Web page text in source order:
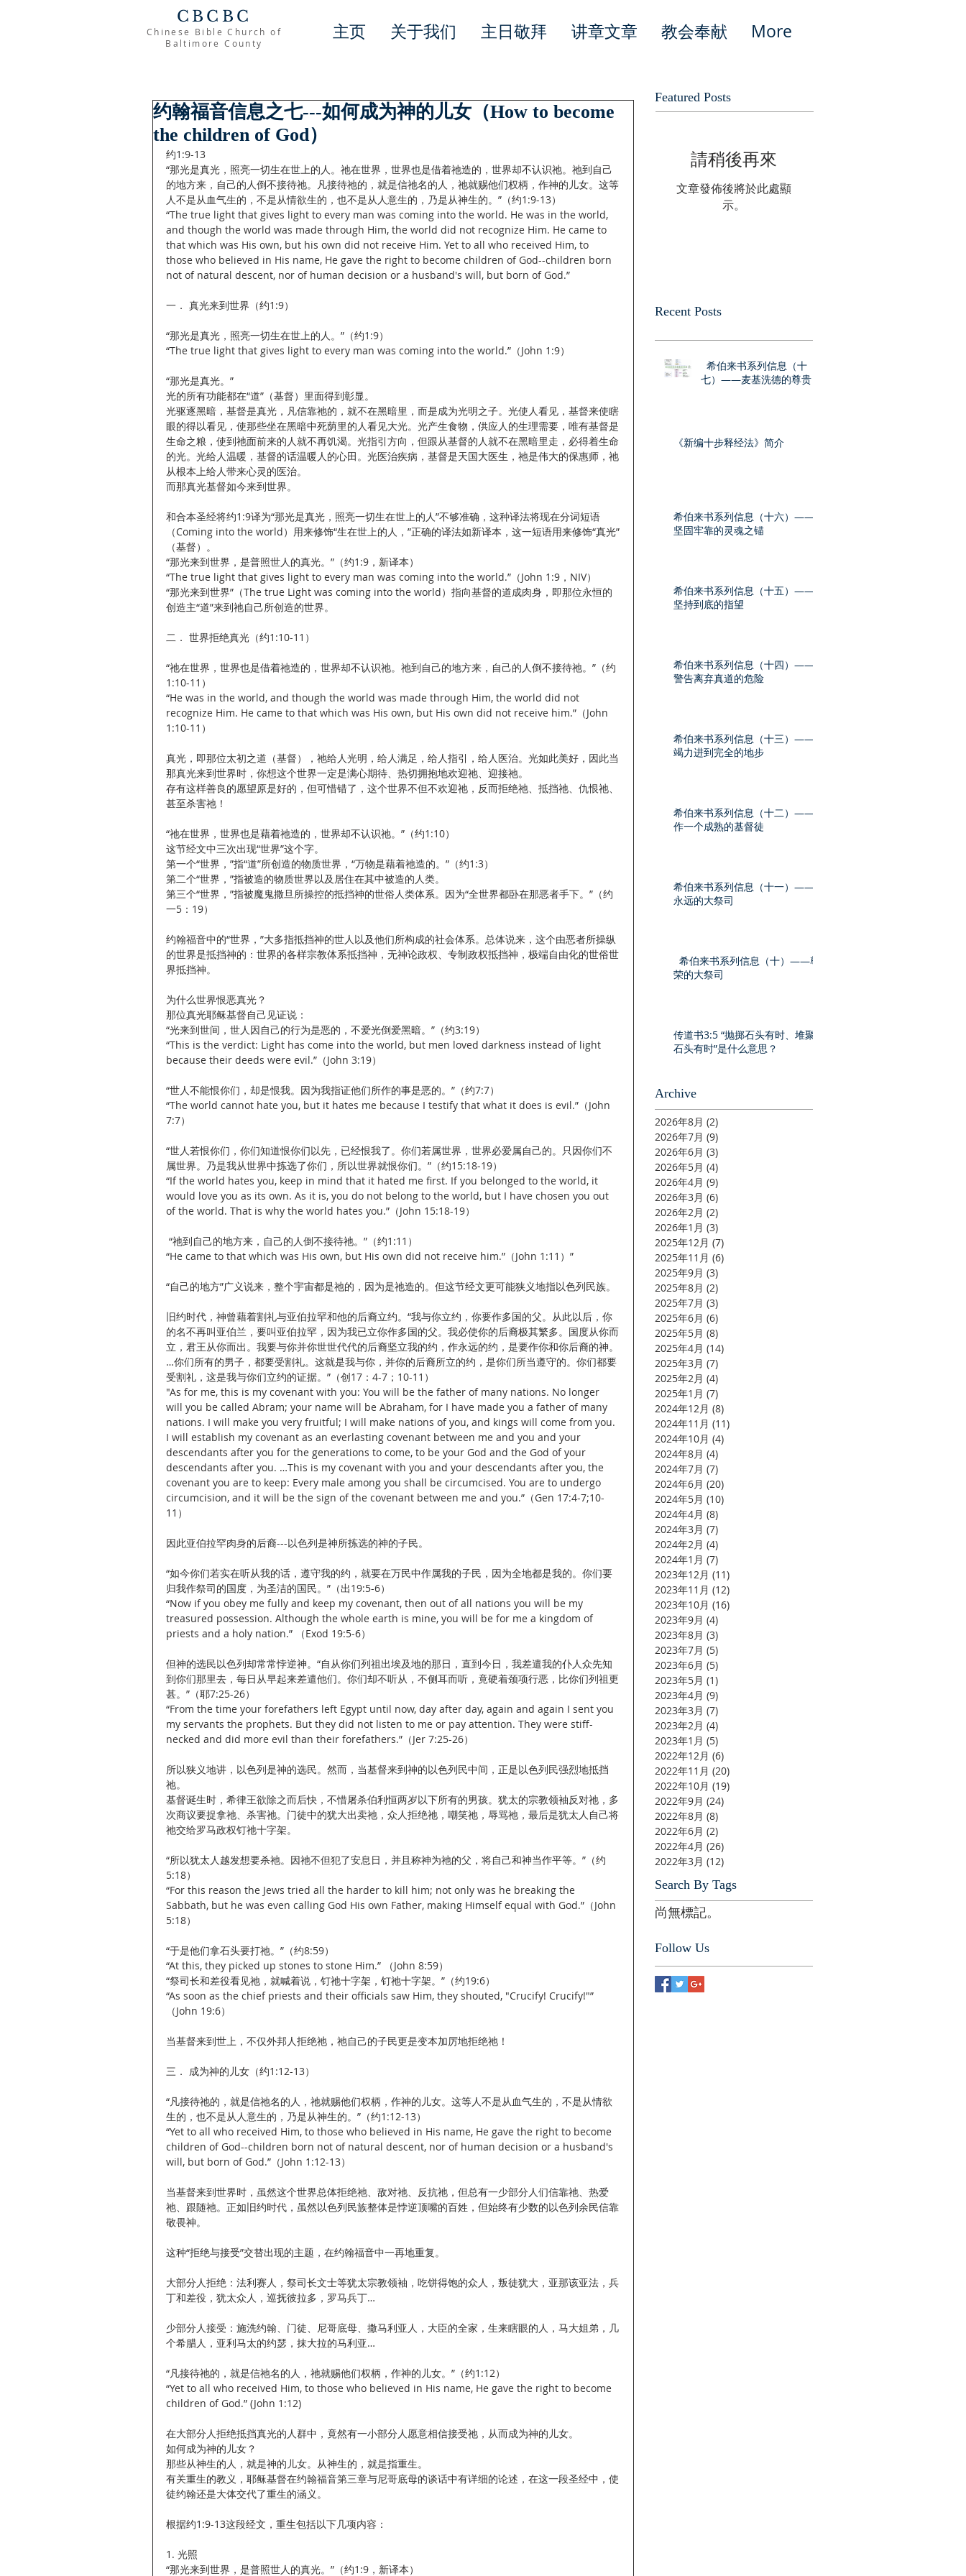
CBCBC
Chinese Bible Church of
Baltimore County
主页 关于我们 主日敬拜 讲章文章 教会奉献 More
约翰福音信息之七---如何成为神的儿女（How to become
the children of God）
约1:9-13
“那光是真光，照亮一切生在世上的人。祂在世界，世界也是借着祂造的，世界却不认识祂。祂到自己
的地方来，自己的人倒不接待祂。凡接待祂的，就是信祂名的人，祂就赐他们权柄，作神的儿女。这等
人不是从血气生的，不是从情欲生的，也不是从人意生的，乃是从神生的。”（约1:9-13）
“The true light that gives light to every man was coming into the world. He was in the world,
and though the world was made through Him, the world did not recognize Him. He came to
that which was His own, but his own did not receive Him. Yet to all who received Him, to
those who believed in His name, He gave the right to become children of God--children born
not of natural descent, nor of human decision or a husband's will, but born of God.”
一． 真光来到世界（约1:9）
“那光是真光，照亮一切生在世上的人。”（约1:9）
“The true light that gives light to every man was coming into the world.”（John 1:9）
“那光是真光。”
光的所有功能都在“道”（基督）里面得到彰显。
光驱逐黑暗，基督是真光，凡信靠祂的，就不在黑暗里，而是成为光明之子。光使人看见，基督来使瞎
眼的得以看见，使那些坐在黑暗中死荫里的人看见大光。光产生食物，供应人的生理需要，唯有基督是
生命之粮，使到祂面前来的人就不再饥渴。光指引方向，但跟从基督的人就不在黑暗里走，必得着生命
的光。光给人温暖，基督的话温暖人的心田。光医治疾病，基督是天国大医生，祂是伟大的保惠师，祂
从根本上给人带来心灵的医治。
而那真光基督如今来到世界。
和合本圣经将约1:9译为“那光是真光，照亮一切生在世上的人”不够准确，这种译法将现在分词短语
（Coming into the world）用来修饰“生在世上的人，”正确的译法如新译本，这一短语用来修饰“真光”
（基督）。
“那光来到世界，是普照世人的真光。”（约1:9，新译本）
“The true light that gives light to every man was coming into the world.”（John 1:9，NIV）
“那光来到世界”（The true Light was coming into the world）指向基督的道成肉身，即那位永恒的
创造主“道”来到祂自己所创造的世界。
二． 世界拒绝真光（约1:10-11）
“祂在世界，世界也是借着祂造的，世界却不认识祂。祂到自己的地方来，自己的人倒不接待祂。”（约
1:10-11）
“He was in the world, and though the world was made through Him, the world did not
recognize Him. He came to that which was His own, but His own did not receive him.”（John
1:10-11）
真光，即那位太初之道（基督），祂给人光明，给人满足，给人指引，给人医治。光如此美好，因此当
那真光来到世界时，你想这个世界一定是满心期待、热切拥抱地欢迎祂、迎接祂。
存有这样善良的愿望原是好的，但可惜错了，这个世界不但不欢迎祂，反而拒绝祂、抵挡祂、仇恨祂、
甚至杀害祂！
“祂在世界，世界也是藉着祂造的，世界却不认识祂。”（约1:10）
这节经文中三次出现“世界”这个字。
第一个“世界，”指“道”所创造的物质世界，“万物是藉着祂造的。”（约1:3）
第二个“世界，”指被造的物质世界以及居住在其中被造的人类。
第三个“世界，”指被魔鬼撒旦所操控的抵挡神的世俗人类体系。因为“全世界都卧在那恶者手下。”（约
一5：19）
约翰福音中的“世界，”大多指抵挡神的世人以及他们所构成的社会体系。总体说来，这个由恶者所操纵
的世界是抵挡神的：世界的各样宗教体系抵挡神，无神论政权、专制政权抵挡神，极端自由化的世俗世
界抵挡神。
为什么世界恨恶真光？
那位真光耶稣基督自己见证说：
“光来到世间，世人因自己的行为是恶的，不爱光倒爱黑暗。”（约3:19）
“This is the verdict: Light has come into the world, but men loved darkness instead of light
because their deeds were evil.”（John 3:19）
“世人不能恨你们，却是恨我。因为我指证他们所作的事是恶的。”（约7:7）
“The world cannot hate you, but it hates me because I testify that what it does is evil.”（John
7:7）
“世人若恨你们，你们知道恨你们以先，已经恨我了。你们若属世界，世界必爱属自己的。只因你们不
属世界。乃是我从世界中拣选了你们，所以世界就恨你们。”（约15:18-19）
“If the world hates you, keep in mind that it hated me first. If you belonged to the world, it
would love you as its own. As it is, you do not belong to the world, but I have chosen you out
of the world. That is why the world hates you.”（John 15:18-19）
“祂到自己的地方来，自己的人倒不接待祂。”（约1:11）
“He came to that which was His own, but His own did not receive him.”（John 1:11）”
“自己的地方”广义说来，整个宇宙都是祂的，因为是祂造的。但这节经文更可能狭义地指以色列民族。
旧约时代，神曾藉着割礼与亚伯拉罕和他的后裔立约。“我与你立约，你要作多国的父。从此以后，你
的名不再叫亚伯兰，要叫亚伯拉罕，因为我已立你作多国的父。我必使你的后裔极其繁多。国度从你而
立，君王从你而出。我要与你并你世世代代的后裔坚立我的约，作永远的约，是要作你和你后裔的神。
…你们所有的男子，都要受割礼。这就是我与你，并你的后裔所立的约，是你们所当遵守的。你们都要
受割礼，这是我与你们立约的证据。”（创17：4-7；10-11）
"As for me, this is my covenant with you: You will be the father of many nations. No longer
will you be called Abram; your name will be Abraham, for I have made you a father of many
nations. I will make you very fruitful; I will make nations of you, and kings will come from you.
I will establish my covenant as an everlasting covenant between me and you and your
descendants after you for the generations to come, to be your God and the God of your
descendants after you. …This is my covenant with you and your descendants after you, the
covenant you are to keep: Every male among you shall be circumcised. You are to undergo
circumcision, and it will be the sign of the covenant between me and you.”（Gen 17:4-7;10-
11）
因此亚伯拉罕肉身的后裔---以色列是神所拣选的神的子民。
“如今你们若实在听从我的话，遵守我的约，就要在万民中作属我的子民，因为全地都是我的。你们要
归我作祭司的国度，为圣洁的国民。”（出19:5-6）
“Now if you obey me fully and keep my covenant, then out of all nations you will be my
treasured possession. Although the whole earth is mine, you will be for me a kingdom of
priests and a holy nation.” （Exod 19:5-6）
但神的选民以色列却常常悖逆神。“自从你们列祖出埃及地的那日，直到今日，我差遣我的仆人众先知
到你们那里去，每日从早起来差遣他们。你们却不听从，不侧耳而听，竟硬着颈项行恶，比你们列祖更
甚。”（耶7:25-26）
“From the time your forefathers left Egypt until now, day after day, again and again I sent you
my servants the prophets. But they did not listen to me or pay attention. They were stiff-
necked and did more evil than their forefathers.”（Jer 7:25-26）
所以狭义地讲，以色列是神的选民。然而，当基督来到神的以色列民中间，正是以色列民强烈地抵挡
祂。
基督诞生时，希律王欲除之而后快，不惜屠杀伯利恒两岁以下所有的男孩。犹太的宗教领袖反对祂，多
次商议要捉拿祂、杀害祂。门徒中的犹大出卖祂，众人拒绝祂，嘲笑祂，辱骂祂，最后是犹太人自己将
祂交给罗马政权钉祂十字架。
“所以犹太人越发想要杀祂。因祂不但犯了安息日，并且称神为祂的父，将自己和神当作平等。”（约
5:18）
“For this reason the Jews tried all the harder to kill him; not only was he breaking the
Sabbath, but he was even calling God His own Father, making Himself equal with God.”（John
5:18）
“于是他们拿石头要打祂。”（约8:59）
“At this, they picked up stones to stone Him.” （John 8:59）
“祭司长和差役看见祂，就喊着说，钉祂十字架，钉祂十字架。”（约19:6）
“As soon as the chief priests and their officials saw Him, they shouted, "Crucify! Crucify!"”
（John 19:6）
当基督来到世上，不仅外邦人拒绝祂，祂自己的子民更是变本加厉地拒绝祂！
三． 成为神的儿女（约1:12-13）
“凡接待祂的，就是信祂名的人，祂就赐他们权柄，作神的儿女。这等人不是从血气生的，不是从情欲
生的，也不是从人意生的，乃是从神生的。”（约1:12-13）
“Yet to all who received Him, to those who believed in His name, He gave the right to become
children of God--children born not of natural descent, nor of human decision or a husband's
will, but born of God.”（John 1:12-13）
当基督来到世界时，虽然这个世界总体拒绝祂、敌对祂、反抗祂，但总有一少部分人们信靠祂、热爱
祂、跟随祂。正如旧约时代，虽然以色列民族整体是悖逆顶嘴的百姓，但始终有少数的以色列余民信靠
敬畏神。
这种“拒绝与接受”交替出现的主题，在约翰福音中一再地重复。
大部分人拒绝：法利赛人，祭司长文士等犹太宗教领袖，吃饼得饱的众人，叛徒犹大，亚那该亚法，兵
丁和差役，犹太众人，巡抚彼拉多，罗马兵丁…
少部分人接受：施洗约翰、门徒、尼哥底母、撒马利亚人，大臣的全家，生来瞎眼的人，马大姐弟，几
个希腊人，亚利马太的约瑟，抹大拉的马利亚…
“凡接待祂的，就是信祂名的人，祂就赐他们权柄，作神的儿女。”（约1:12）
“Yet to all who received Him, to those who believed in His name, He gave the right to become
children of God.” (John 1:12)
在大部分人拒绝抵挡真光的人群中，竟然有一小部分人愿意相信接受祂，从而成为神的儿女。
如何成为神的儿女？
那些从神生的人，就是神的儿女。从神生的，就是指重生。
有关重生的教义，耶稣基督在约翰福音第三章与尼哥底母的谈话中有详细的论述，在这一段圣经中，使
徒约翰还是大体交代了重生的涵义。
根据约1:9-13这段经文，重生包括以下几项内容：
1. 光照
“那光来到世界，是普照世人的真光。”（约1:9，新译本）
Featured Posts
請稍後再來
文章發佈後將於此處顯
示。
Recent Posts
希伯来书系列信息（十
七）——麦基洗德的尊贵
《新编十步释经法》简介
希伯来书系列信息（十六）——
坚固牢靠的灵魂之锚
希伯来书系列信息（十五）——
坚持到底的指望
希伯来书系列信息（十四）——
警告离弃真道的危险
希伯来书系列信息（十三）——
竭力进到完全的地步
希伯来书系列信息（十二）——
作一个成熟的基督徒
希伯来书系列信息（十一）——
永远的大祭司
希伯来书系列信息（十）——尊
荣的大祭司
传道书3:5 “抛掷石头有时、堆聚
石头有时”是什么意思？
Archive
2026年8月 (2)
2026年7月 (9)
2026年6月 (3)
2026年5月 (4)
2026年4月 (9)
2026年3月 (6)
2026年2月 (2)
2026年1月 (3)
2025年12月 (7)
2025年11月 (6)
2025年9月 (3)
2025年8月 (2)
2025年7月 (3)
2025年6月 (6)
2025年5月 (8)
2025年4月 (14)
2025年3月 (7)
2025年2月 (4)
2025年1月 (7)
2024年12月 (8)
2024年11月 (11)
2024年10月 (4)
2024年8月 (4)
2024年7月 (7)
2024年6月 (20)
2024年5月 (10)
2024年4月 (8)
2024年3月 (7)
2024年2月 (4)
2024年1月 (7)
2023年12月 (11)
2023年11月 (12)
2023年10月 (16)
2023年9月 (4)
2023年8月 (3)
2023年7月 (5)
2023年6月 (5)
2023年5月 (1)
2023年4月 (9)
2023年3月 (7)
2023年2月 (4)
2023年1月 (5)
2022年12月 (6)
2022年11月 (20)
2022年10月 (19)
2022年9月 (24)
2022年8月 (8)
2022年6月 (2)
2022年4月 (26)
2022年3月 (12)
Search By Tags
尚無標記。
Follow Us